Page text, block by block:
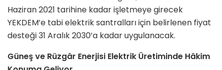
Haziran 2021 tarihine kadar işletmeye girecek
YEKDEM’e tabi elektrik santralları için belirlenen fiyat
desteği 31 Aralık 2030’a kadar uygulanacak.
Güneş ve Rüzgâr Enerjisi Elektrik Üretiminde Hâkim